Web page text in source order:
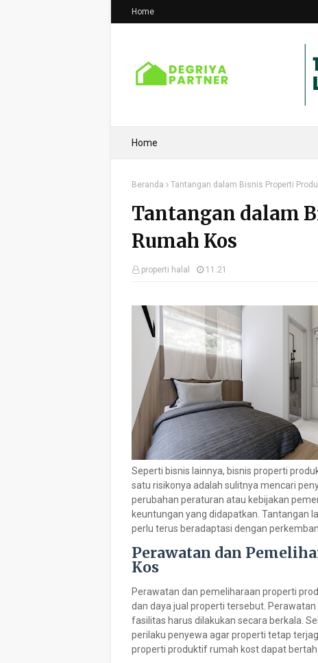
Home
Home
Beranda Tantangan dalam Bisnis Properti
Tantangan dalam
Rumah Kos
properti halal 11:21
Seperti bisnis lainnya, bisnis properti
satu risikonya adalah sulitnya mencari
perubahan peraturan atau kebijakan
keuntungan yang didapatkan. Tantangan
perlu terus beradaptasi dengan
Perawatan dan
Kos
Perawatan dan pemeliharaan properti
dan daya jual properti tersebut.
fasilitas harus dilakukan secara berkala.
perilaku penyewa agar properti tetap
properti produktif rumah kost dapat